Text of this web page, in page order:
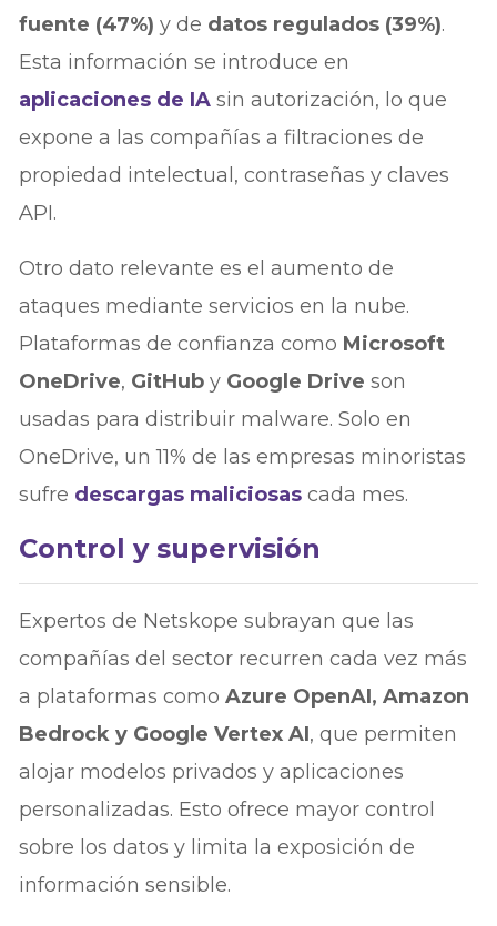
fuente (47%) y de datos regulados (39%).
Esta información se introduce en
aplicaciones de IAsin autorización, lo que
expone a las compañías a filtraciones de
propiedad intelectual, contraseñas y claves
API.
Otro dato relevante es el aumento de
ataques mediante servicios en la nube.
Plataformas de confianza como Microsoft
OneDrive, GitHub y Google Drive son
usadas para distribuir malware. Solo en
OneDrive, un 11% de las empresas minoristas
sufre descargas maliciosascada mes.
Control y supervisión
Expertos de Netskope subrayan que las
compañías del sector recurren cada vez más
a plataformas comoAzure OpenAI, Amazon
Bedrock y Google Vertex AI, que permiten
alojar modelos privados y aplicaciones
personalizadas. Esto ofrece mayor control
sobre los datos y limita la exposición de
información sensible.